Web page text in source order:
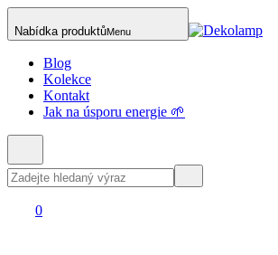
Nabídka produktůMenu
Blog
Kolekce
Kontakt
Jak na úsporu energie 🌱
0